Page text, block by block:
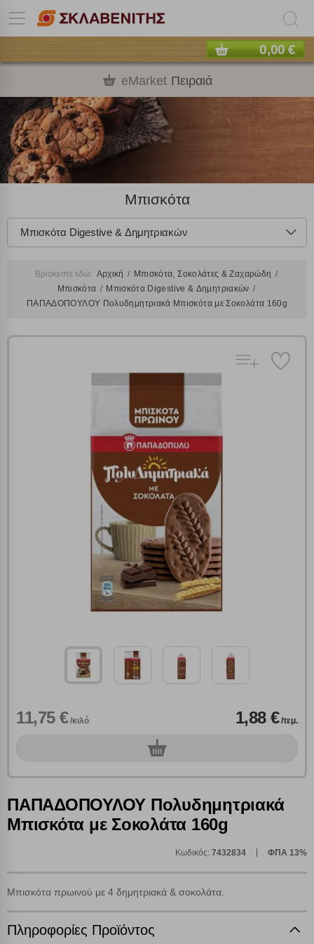
0,00 €
eMarket Πειραιά
Μπισκότα
Μπισκότα Digestive & Δημητριακών
Βρίσκεστε εδώ: Αρχική
Μπισκότα, Σοκολάτες & Ζαχαρώδη
Μπισκότα
Μπισκότα Digestive & Δημητριακών
ΠΑΠΑΔΟΠΟΥΛΟΥ Πολυδημητριακά Μπισκότα με Σοκολάτα 160g
11,75 €/κιλό 1,88 €/τεμ.
0τεμ.
ΠΑΠΑΔΟΠΟΥΛΟΥ Πολυδημητριακά
Μπισκότα με Σοκολάτα 160g
Κωδικός: 7432834 ΦΠΑ 13%
Μπισκότα πρωινού με 4 δημητριακά & σοκολάτα.
Πληροφορίες Προϊόντος